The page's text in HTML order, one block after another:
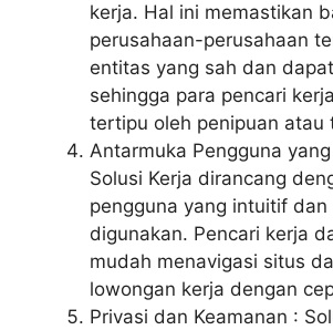
kerja. Hal ini memastikan
perusahaan-perusahaan
entitas yang sah dan
sehingga para pencari
tertipu oleh penipuan atau
Antarmuka Pengguna
Solusi Kerja dirancang
pengguna yang intuitif dan
digunakan. Pencari kerja
mudah menavigasi situs
lowongan kerja dengan
Privasi dan Keamanan :